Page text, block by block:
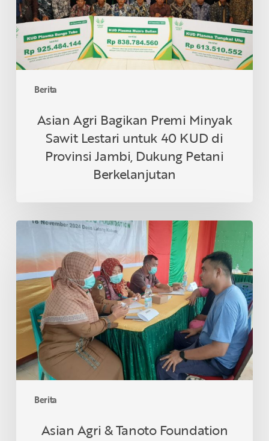
Berita
Lestari
untuk
40
KUD
di
Provinsi
Dukung
Petani
Berkelanjutan
Asian Agri Bagikan Premi Minyak
Sawit Lestari untuk 40 KUD di
Provinsi Jambi, Dukung Petani
Berkelanjutan
Berita
Asian
&
Tanoto
Foundation
Gelar
Sehat
Bersama
Desa
Lalang
Asian Agri & Tanoto Foundation